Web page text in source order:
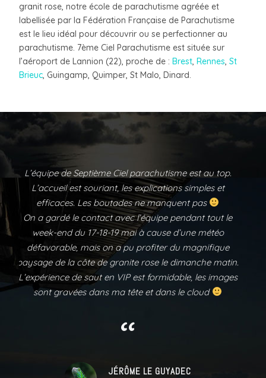
granit rose, notre école de parachutisme agréée et
labellisée par la Fédération Française de Parachutisme
est le lieu idéal pour découvrir ou se perfectionner au
parachutisme. 7ème Ciel Parachutisme est située sur
l’aéroport de Lannion (22), proche de : Brest, Rennes, St
Brieuc, Guingamp, Quimper, St Malo, Dinard.
Équipe au top, hyper détendu et très sympa!
Saut dans des conditions optimales, je recommande!!
De plus le spot sur la Côte de Granit Rose est juste
magnifique
“